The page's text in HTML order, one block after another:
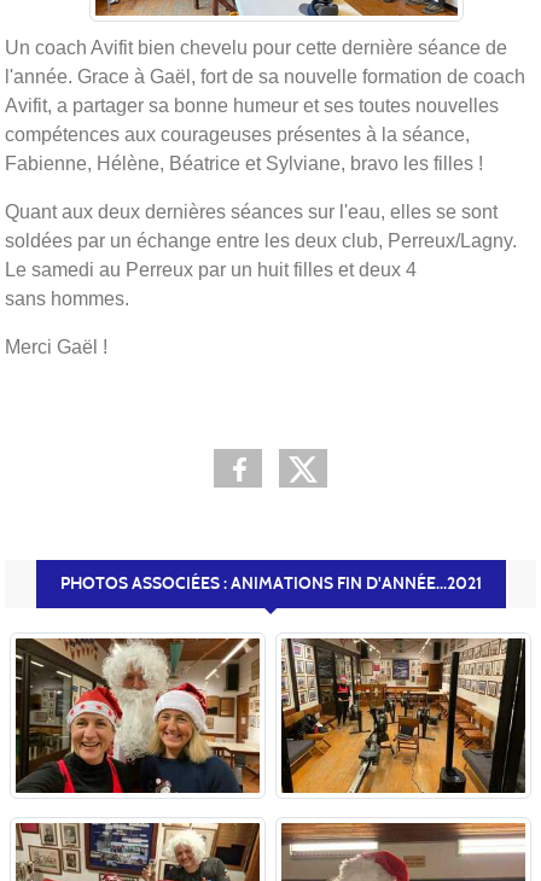
Un coach Avifit bien chevelu pour cette dernière séance de
l'année. Grace à Gaël, fort de sa nouvelle formation de coach
Avifit, a partager sa bonne humeur et ses toutes nouvelles
compétences aux courageuses présentes à la séance,
Fabienne, Hélène, Béatrice et Sylviane, bravo les filles !
Quant aux deux dernières séances sur l'eau, elles se sont
soldées par un échange entre les deux club, Perreux/Lagny.
Le samedi au Perreux par un huit filles et deux 4
sans hommes.
Merci Gaël !
PHOTOS ASSOCIÉES : ANIMATIONS FIN D'ANNÉE...2021